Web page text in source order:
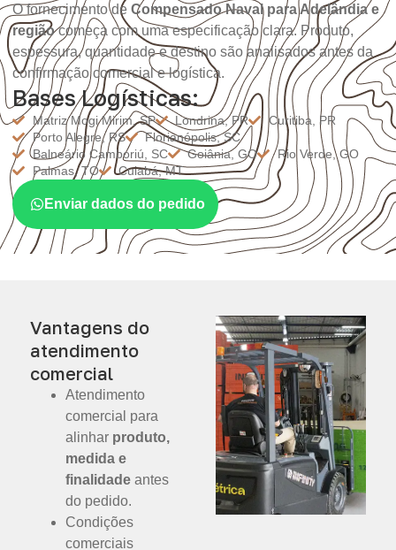
O fornecimento de Compensado Naval para Adelândia e
regiãocomeça com uma especificação clara. Produto,
espessura, quantidade e destino são analisados antes da
confirmação comercial e logística.
Bases Logísticas:
Matriz Mogi Mirim, SP Londrina, PR
Curitiba, PR
Porto Alegre, RS
Florianópolis, SC
Balneário Camboriú, SC
Goiânia, GO
Rio Verde, GO
Palmas, TO
Cuiabá, MT
Enviar dados do pedido
Vantagens do
atendimento
comercial
Atendimento
comercial para
alinhar produto,
medida e
finalidade antes
do pedido.
Condições
comerciais